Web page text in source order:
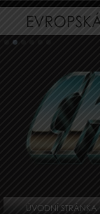
ÚVODNÍ STRÁNKA